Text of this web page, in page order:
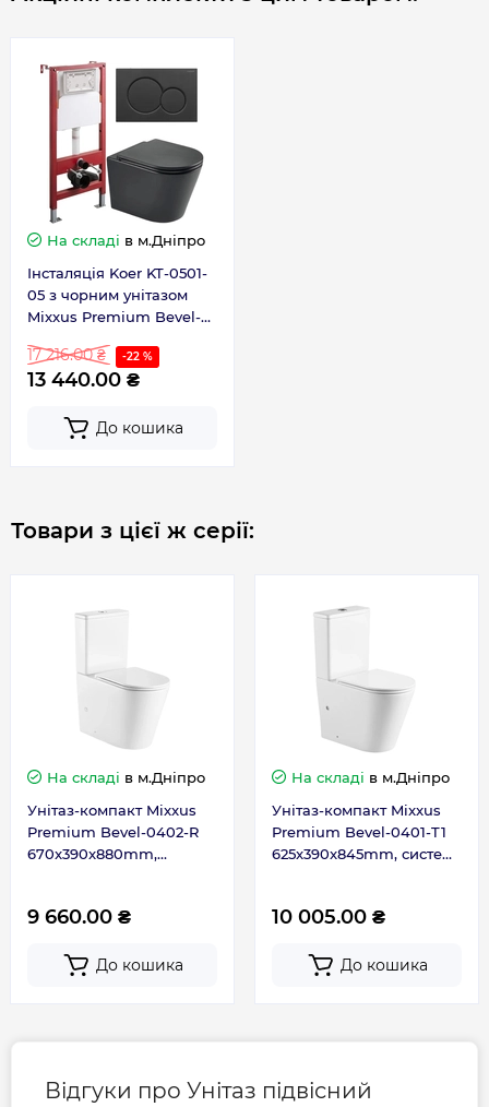
Функція біде
Країна бренду
Країна виготовлення
Габарити, розміри, вага
Висота, мм
Глибина, мм
Гарантія
центру
На складі в м.Дніпро
Інсталяція Koer KT-0501-
05 з чорним унітазом
Mixxus Premium Bevel-
кнопка чорна
17 216.00 ₴ -22 %
13 440.00 ₴
До кошика
Товари з цієї ж серії:
На складі в м.Дніпро
Унітаз-компакт Mixxus
Premium Bevel-0402-R
670x390x880mm,
9 660.00 ₴
До кошика
На складі в м.Дніпро
Унітаз-компакт Mixxus
Premium Bevel-0401-T1
625x390x845mm, система
10 005.00 ₴
До кошика
Відгуки про Унітаз підвісний